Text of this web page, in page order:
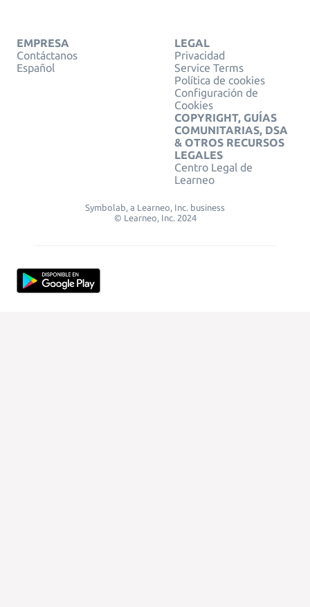
EMPRESA
Contáctanos
Español
LEGAL
Privacidad
Service Terms
Política de cookies
Configuración de
Cookies
COPYRIGHT, GUÍAS
COMUNITARIAS, DSA
& OTROS RECURSOS
LEGALES
Centro Legal de
Learneo
Symbolab, a Learneo, Inc. business
© Learneo, Inc. 2024